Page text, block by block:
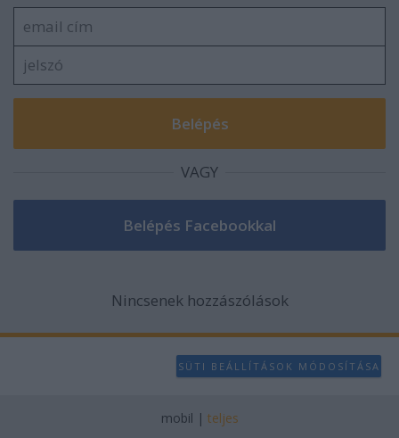
VAGY
Nincsenek hozzászólások
SÜTI BEÁLLÍTÁSOK MÓDOSÍTÁSA
mobil | teljes